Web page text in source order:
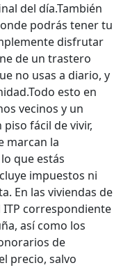
del día.También
podrás tener tu
disfrutar
de un trastero
no usas a diario, y
esto en
vecinos y un
fácil de vivir,
marcan la
que estás
impuestos ni
En las viviendas de
correspondiente
así como los
de
precio, salvo